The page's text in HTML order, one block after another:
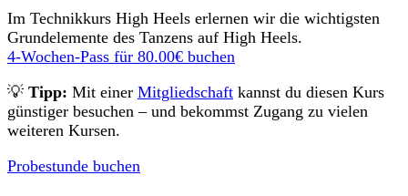
Im Technikkurs High Heels erlernen wir die wichtigsten
Grundelemente des Tanzens auf High Heels.
4-Wochen-Pass für 80.00€ buchen
💡 Tipp: Mit einer Mitgliedschaft kannst du diesen Kurs
günstiger besuchen – und bekommst Zugang zu vielen
weiteren Kursen.
Probestunde buchen